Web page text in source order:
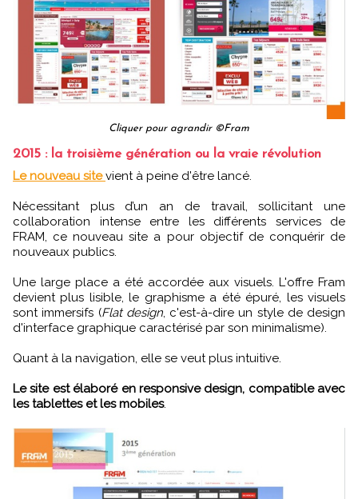
Cliquer pour agrandir ©Fram
2015 : la troisième génération ou la vraie révolution
Le nouveau sitevient à peine d'être lancé.
Nécessitant plus d’un an de travail, sollicitant une
collaboration intense entre les différents services de
FRAM, ce nouveau site a pour objectif de conquérir de
nouveaux publics.
Une large place a été accordée aux visuels. L'offre Fram
devient plus lisible, le graphisme a été épuré, les visuels
sont immersifs (Flat design, c'est-à-dire un style de design
d'interface graphique caractérisé par son minimalisme).
Quant à la navigation, elle se veut plus intuitive.
Le site est élaboré en responsive design, compatible avec
les tablettes et les mobiles.